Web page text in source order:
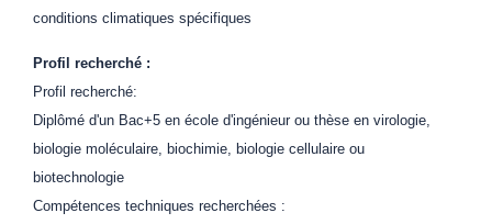
conditions climatiques spécifiques
Profil recherché :
Profil recherché:
Diplômé d'un Bac+5 en école d'ingénieur ou thèse en virologie,
biologie moléculaire, biochimie, biologie cellulaire ou
biotechnologie
Compétences techniques recherchées :